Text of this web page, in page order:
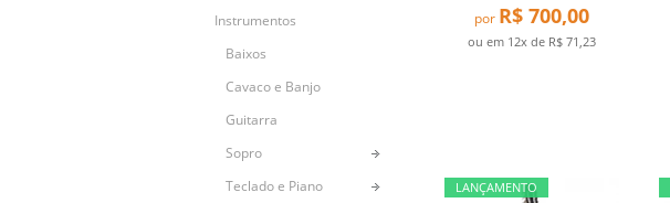
Instrumentos
Baixos
Cavaco e Banjo
Guitarra
Sopro
Teclado e Piano
por R$ 700,00
ou em 12xde R$ 71,23
LANÇAMENTO